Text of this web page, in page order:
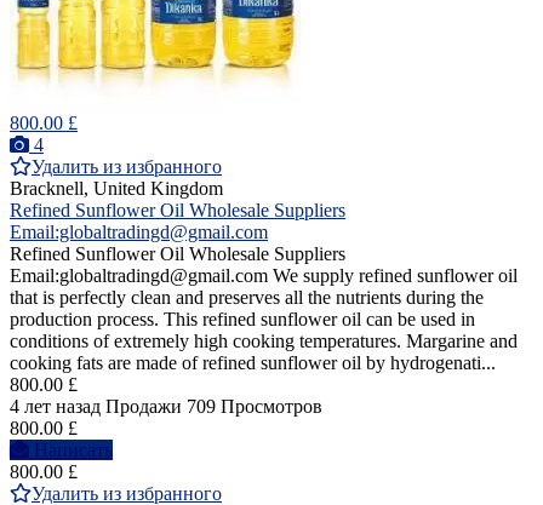
800.00 £
4
Удалить из избранного
Bracknell, United Kingdom
Refined Sunflower Oil Wholesale Suppliers
Email:globaltradingd@gmail.com
Refined Sunflower Oil Wholesale Suppliers
Email:globaltradingd@gmail.com We supply refined sunflower oil
that is perfectly clean and preserves all the nutrients during the
production process. This refined sunflower oil can be used in
conditions of extremely high cooking temperatures. Margarine and
cooking fats are made of refined sunflower oil by hydrogenati...
800.00 £
4 лет назад Продажи 709 Просмотров
800.00 £
Написать
800.00 £
Удалить из избранного